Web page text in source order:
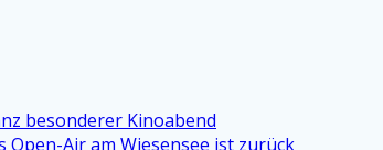
besonderer Kinoabend
Open-Air am Wiesensee ist zurück